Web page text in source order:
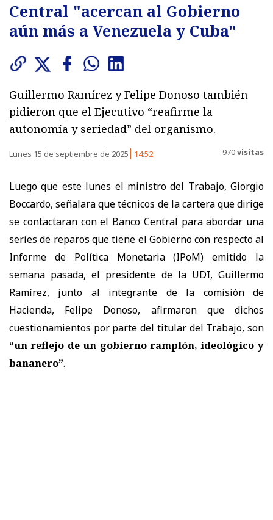
Central "acercan al Gobierno
aún más a Venezuela y Cuba"
Guillermo Ramírez y Felipe Donoso también
pidieron que el Ejecutivo “reafirme la
autonomía y seriedad” del organismo.
Lunes 15 de septiembre de 2025 14:52 970visitas
Luego que este lunes el ministro del Trabajo, Giorgio
Boccardo, señalara que técnicos de la cartera que dirige
se contactaran con el Banco Central para abordar una
series de reparos que tiene el Gobierno con respecto al
Informe de Política Monetaria (IPoM) emitido la
semana pasada, el presidente de la UDI, Guillermo
Ramírez, junto al integrante de la comisión de
Hacienda, Felipe Donoso, afirmaron que dichos
cuestionamientos por parte del titular del Trabajo, son
“un reflejo de un gobierno ramplón, ideológico y
bananero”.